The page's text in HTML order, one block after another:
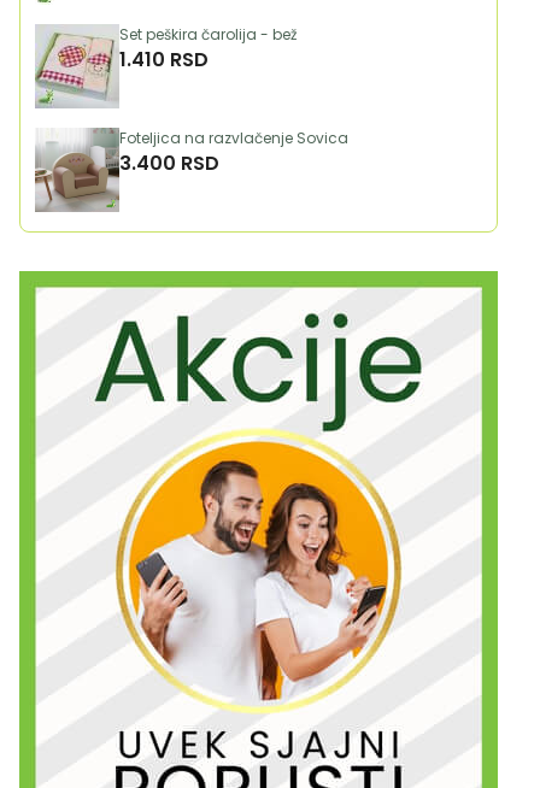
Set peškira čarolija - bež
1.410 RSD
Foteljica na razvlačenje Sovica
3.400 RSD